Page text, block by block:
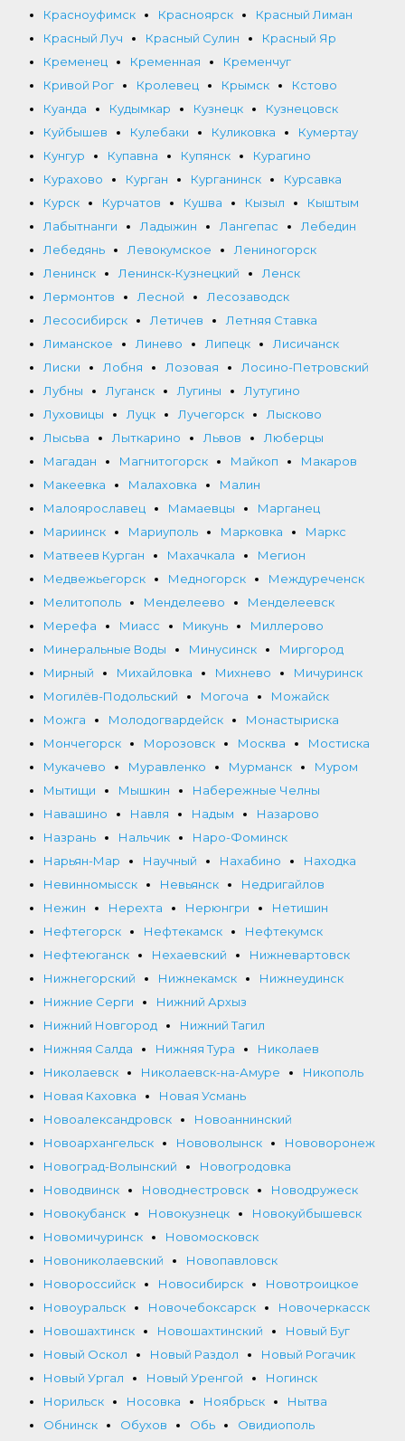
Красноуфимск
Красноярск
Красный Лиман
Красный Луч
Красный Сулин
Красный Яр
Кременец
Кременная
Кременчуг
Кривой Рог
Кролевец Крымск
Кстово
Куанда
Кудымкар Кузнецк
Кузнецовск
Куйбышев
Кулебаки Куликовка
Кумертау
Кунгур
Купавна Купянск
Курагино
Курахово
Курган Курганинск
Курсавка
Курск
Курчатов Кушва Кызыл
Кыштым
Лабытнанги
Ладыжин Лангепас
Лебедин
Лебедянь
Левокумское
Лениногорск
Ленинск
Ленинск-Кузнецкий
Ленск
Лермонтов
Лесной
Лесозаводск
Лесосибирск
Летичев
Летняя Ставка
Лиманское
Линево Липецк
Лисичанск
Лиски
Лобня Лозовая
Лосино-Петровский
Лубны
Луганск Лугины
Лутугино
Луховицы
Луцк Лучегорск
Лысково
Лысьва
Лыткарино Львов
Люберцы
Магадан
Магнитогорск Майкоп
Макаров
Макеевка
Малаховка
Малин
Малоярославец
Мамаевцы
Марганец
Мариинск
Мариуполь Марковка
Маркс
Матвеев Курган
Махачкала
Мегион
Медвежьегорск
Медногорск
Междуреченск
Мелитополь
Менделеево
Менделеевск
Мерефа
Миасс Микунь
Миллерово
Минеральные Воды
Минусинск
Миргород
Мирный
Михайловка Михнево
Мичуринск
Могилёв-Подольский
Могоча
Можайск
Можга
Молодогвардейск
Монастыриска
Мончегорск
Морозовск Москва
Мостиска
Мукачево
Муравленко Мурманск
Муром
Мытищи
Мышкин
Набережные Челны
Навашино
Навля Надым
Назарово
Назрань
Нальчик
Наро-Фоминск
Нарьян-Мар
Научный Нахабино
Находка
Невинномысск
Невьянск
Недригайлов
Нежин
Нерехта Нерюнгри
Нетишин
Нефтегорск
Нефтекамск
Нефтекумск
Нефтеюганск
Нехаевский
Нижневартовск
Нижнегорский
Нижнекамск
Нижнеудинск
Нижние Серги
Нижний Архыз
Нижний Новгород
Нижний Тагил
Нижняя Салда
Нижняя Тура
Николаев
Николаевск
Николаевск-на-Амуре
Никополь
Новая Каховка
Новая Усмань
Новоалександровск
Новоаннинский
Новоархангельск
Нововолынск
Нововоронеж
Новоград-Волынский
Новогродовка
Новодвинск
Новоднестровск
Новодружеск
Новокубанск
Новокузнецк
Новокуйбышевск
Новомичуринск
Новомосковск
Новониколаевский
Новопавловск
Новороссийск
Новосибирск
Новотроицкое
Новоуральск
Новочебоксарск
Новочеркасск
Новошахтинск
Новошахтинский
Новый Буг
Новый Оскол
Новый Раздол
Новый Рогачик
Новый Ургал
Новый Уренгой
Ногинск
Норильск
Носовка Ноябрьск
Нытва
Обнинск
Обухов Обь Овидиополь